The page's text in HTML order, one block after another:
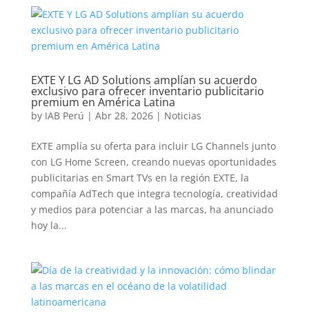
EXTE Y LG AD Solutions amplían su acuerdo
exclusivo para ofrecer inventario publicitario
premium en América Latina
by IAB Perú | Abr 28, 2026| Noticias
EXTE amplía su oferta para incluir LG Channels junto
con LG Home Screen, creando nuevas oportunidades
publicitarias en Smart TVs en la región EXTE, la
compañía AdTech que integra tecnología, creatividad
y medios para potenciar a las marcas, ha anunciado
hoy la...